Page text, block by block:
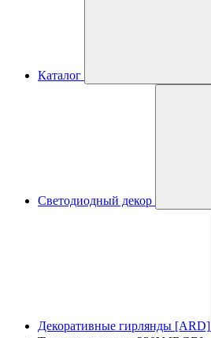
Каталог
Светодиодный декор
Декоративные гирлянды [ARD]